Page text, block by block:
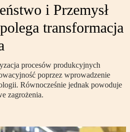
i Przemysł
transformacja
procesów produkcyjnych
poprzez wprowadzenie
Równocześnie jednak powoduje
zagrożenia.